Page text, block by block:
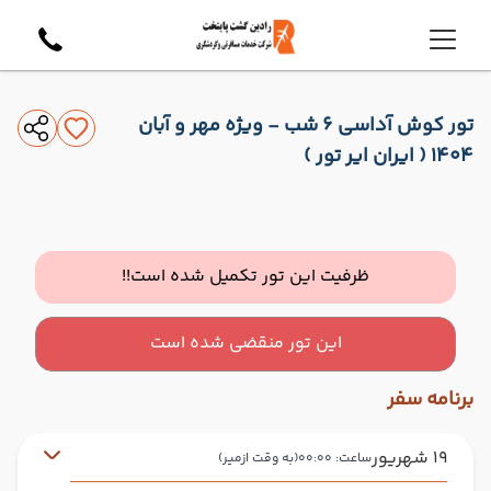
تور کوش آداسی 6 شب - ویژه مهر و آبان
1404 ( ایران ایر تور )
ظرفیت این تور تکمیل شده است!!
این تور منقضی شده است
برنامه سفر
19 شهریور ساعت: 00:00 (به وقت ازمیر)